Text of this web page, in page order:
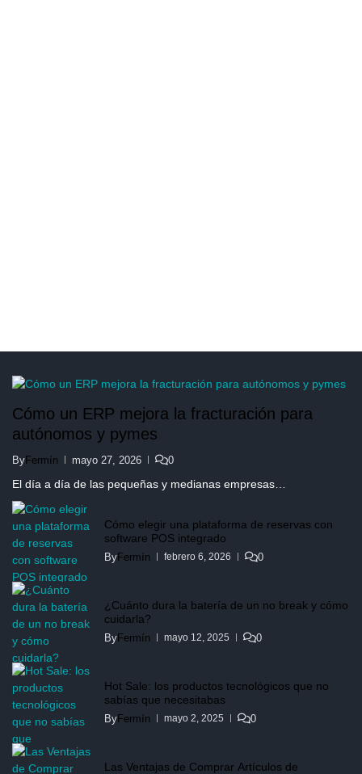
Cómo un ERP mejora la fracturación para
autónomos y pymes
ByFermín mayo 27, 2026 0
El día a día de las pequeñas y medianas empresas…
Cómo elegir una plataforma de reservas con
software POS integrado
ByFermín febrero 6, 2026 0
¿Cuánto dura la batería de un no break y cómo
cuidarla?
ByFermín mayo 12, 2025 0
Hot Sale: los productos tecnológicos que no
sabías que necesitabas
ByFermín mayo 2, 2025 0
Las Ventajas de Comprar Artículos de